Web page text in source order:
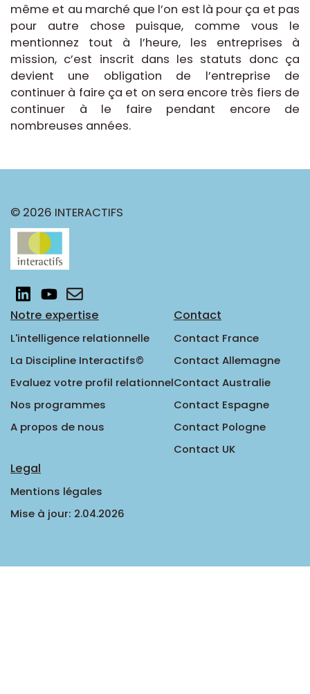
même et au marché que l’on est là pour ça et pas
pour autre chose puisque, comme vous le
mentionnez tout à l’heure, les entreprises à
mission, c’est inscrit dans les statuts donc ça
devient une obligation de l’entreprise de
continuer à faire ça et on sera encore très fiers de
continuer à le faire pendant encore de
nombreuses années.
© 2026 INTERACTIFS
Notre expertise
L'intelligence relationnelle
La Discipline Interactifs©
Evaluez votre profil relationnel
Nos programmes
A propos de nous
Contact
Contact France
Contact Allemagne
Contact Australie
Contact Espagne
Contact Pologne
Contact UK
Legal
Mentions légales
Mise à jour: 2.04.2026